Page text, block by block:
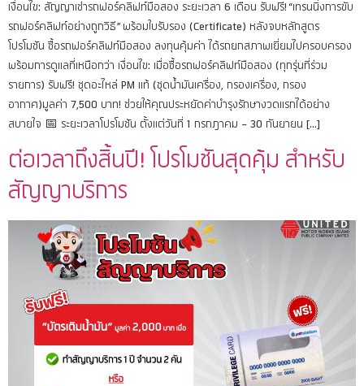
เงื่อนไข: สัญญาเช่ารถฟอร์คลิฟท์มือสอง ระยะเวลา 6 เดือน รับฟรี! “เทรนนิ่งการขับ
รถฟอร์คลิฟท์อย่างถูกวิธี” พร้อมใบรับรอง (Certificate) หลังจบหลักสูตร
โปรโมชัน ซื้อรถฟอร์คลิฟท์มือสอง ลงทุนคุ้มค่า ได้รถยกสภาพเยี่ยมไปครอบครอง
พร้อมการดูแลที่เหนือกว่า เงื่อนไข: เมื่อซื้อรถฟอร์คลิฟท์มือสอง (ทุกรุ่นที่ร่วม
รายการ) รับฟรี! ชุดอะไหล่ PM แท้ (ชุดน้ำมันเครื่อง, กรองเครื่อง, กรอง
อากาศ)มูลค่า 7,500 บาท! ช่วยให้คุณประหยัดค่าบำรุงรักษางวดแรกได้อย่าง
สบายใจ 📅 ระยะเวลาโปรโมชัน ตั้งแต่วันที่ 1 กรกฎาคม – 30 กันยายน […]
ต่อเวลาถึงสิ้นปี! โปรโมชันสุดคุ้ม สำหรับ
สัญญาบริการ